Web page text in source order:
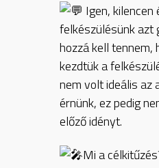
Igen,
felkészülésünk azt
hozzá kell tennem,
kezdtük a
nem volt ideális az
érnünk, ez pedig
előző idényt.
Mi a